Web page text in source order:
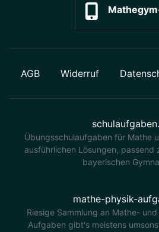
AGB Widerruf
Übungsschulaufgaben für Mathe
ausführlichen Lösungen, passend
bayerischen
mathe-physik-
Riesige Sammlung an Mathe-
Aufgaben gibt's meistens